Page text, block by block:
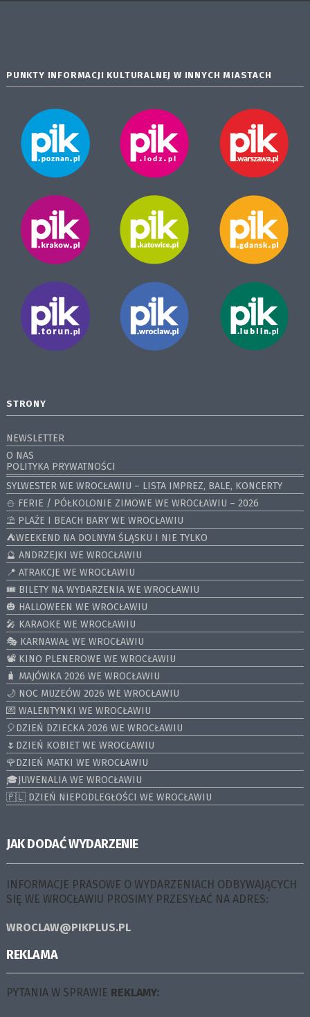
PUNKTY INFORMACJI KULTURALNEJ W INNYCH MIASTACH
STRONY
NEWSLETTER
O NAS
POLITYKA PRYWATNOŚCI
SYLWESTER WE WROCŁAWIU – LISTA IMPREZ, BALE, KONCERTY
⛄️ FERIE / PÓŁKOLONIE ZIMOWE WE WROCŁAWIU – 2026
⛱️ PLAŻE I BEACH BARY WE WROCŁAWIU
⛺️WEEKEND NA DOLNYM ŚLĄSKU I NIE TYLKO
🔮 ANDRZEJKI WE WROCŁAWIU
📍 ATRAKCJE WE WROCŁAWIU
🎟️ BILETY NA WYDARZENIA WE WROCŁAWIU
🎃 HALLOWEEN WE WROCŁAWIU
🎤 KARAOKE WE WROCŁAWIU
🎭 KARNAWAŁ WE WROCŁAWIU
📽️ KINO PLENEROWE WE WROCŁAWIU
🧳 MAJÓWKA 2026 WE WROCŁAWIU
🌙 NOC MUZEÓW 2026 WE WROCŁAWIU
💌 WALENTYNKI WE WROCŁAWIU
🎈DZIEŃ DZIECKA 2026 WE WROCŁAWIU
🌷DZIEŃ KOBIET WE WROCŁAWIU
🌹DZIEŃ MATKI WE WROCŁAWIU
🎓JUWENALIA WE WROCŁAWIU
🇵🇱 DZIEŃ NIEPODLEGŁOŚCI WE WROCŁAWIU
JAK DODAĆ WYDARZENIE
INFORMACJE PRASOWE O WYDARZENIACH ODBYWAJĄCYCH
SIĘ WE WROCŁAWIU PROSIMY PRZESYŁAĆ NA ADRES:
WROCLAW@PIKPLUS.PL
REKLAMA
PYTANIA W SPRAWIE REKLAMY: